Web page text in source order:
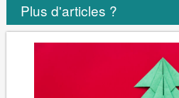
Plus d'articles ?